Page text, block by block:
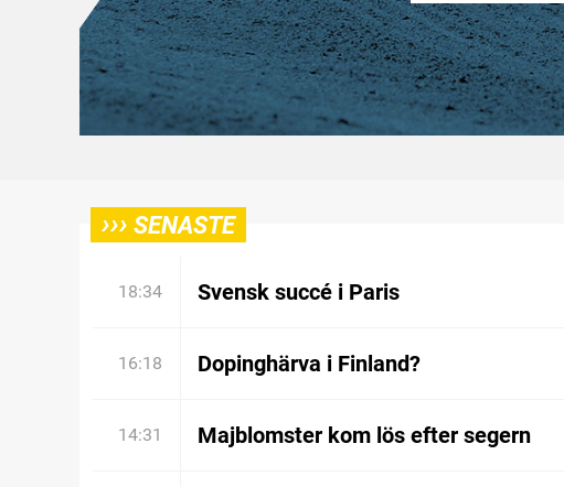
››› SENASTE
18:34 Svensk succé i Paris
16:18 Dopinghärva i Finland?
14:31 Majblomster kom lös efter segern